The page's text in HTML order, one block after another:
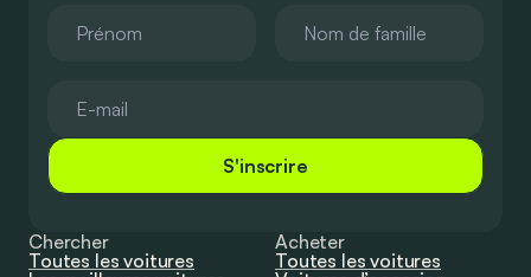
S'inscrire
Chercher
Toutes les voitures
Acheter
Toutes les voitures